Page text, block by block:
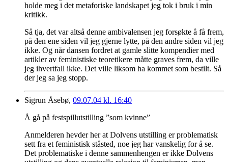
holde meg i det metaforiske landskapet jeg tok i bruk i min
kritikk.
Så tja, det var altså denne ambivalensen jeg forsøkte å få frem,
på den ene siden vil jeg gjerne lytte, på den andre siden vil jeg
ikke. Og når dansen fordret at gamle slitte kompendier med
artikler av feministiske teoretikere måtte graves frem, da ville
jeg ihvertfall ikke. Det ville liksom ha kommet som bestilt. Så
der jeg sa jeg stopp.
Sigrun Åsebø, 09.07.04 kl. 16:40
Å gå på festspillutstilling ”som kvinne”
Anmelderen hevder her at Dolvens utstilling er problematisk
sett fra et feministisk ståsted, noe jeg har vanskelig for å se.
Det problematiske i denne sammenhengen er ikke Dolvens